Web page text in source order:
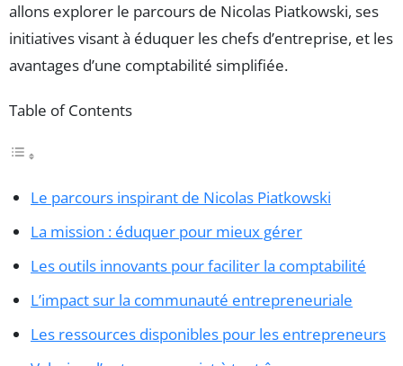
allons explorer le parcours de Nicolas Piatkowski, ses
initiatives visant à éduquer les chefs d’entreprise, et les
avantages d’une comptabilité simplifiée.
Table of Contents
Le parcours inspirant de Nicolas Piatkowski
La mission : éduquer pour mieux gérer
Les outils innovants pour faciliter la comptabilité
L’impact sur la communauté entrepreneuriale
Les ressources disponibles pour les entrepreneurs